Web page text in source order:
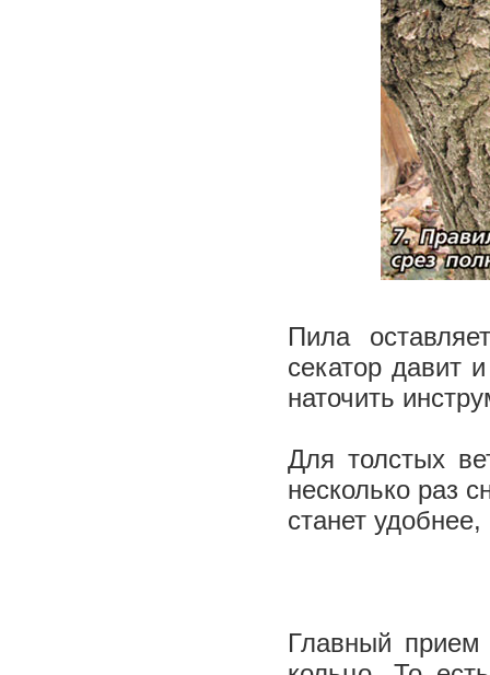
Пила
секатор давит
наточить
Для толстых
несколько раз
станет
Главный прием